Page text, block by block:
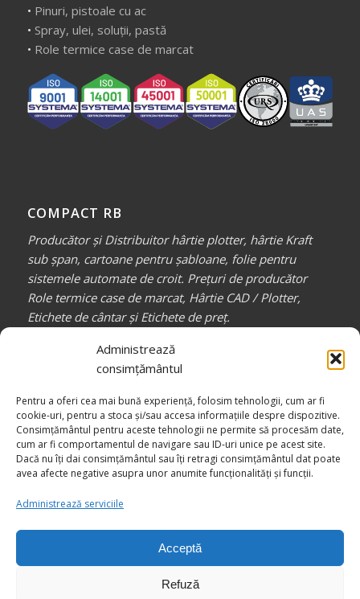
Administrează
consimțământul
Pentru a oferi cea mai bună experiență, folosim tehnologii, cum ar fi
cookie-uri, pentru a stoca și/sau accesa informațiile despre dispozitive.
Consimțământul pentru aceste tehnologii ne permite să procesăm date,
cum ar fi comportamentul de navigare sau ID-uri unice pe acest site.
Dacă nu îți dai consimțământul sau îți retragi consimțământul dat poate
avea afecte negative asupra unor anumite funcționalități și funcții.
Administrează serviciile
Acceptă
Refuză
• Pinuri, pistoale cu ac
• Spray, ulei, soluții, pastă
• Role termice case de marcat
COMPACT RB
Producător și Distribuitor hârtie plotter, hârtie Kraft
sub șpan, cartoane pentru șabloane, folie pentru
sistemele automate de croit. Prețuri de producător
Role termice case de marcat, Hârtie CAD / Plotter,
Etichete de cântar și Etichete de preț.
Partener de încredere pentru toți profesioniștii din
industria confecțiilor, auto, mobilă, etc.
_________________
Canale media COMPACT RB